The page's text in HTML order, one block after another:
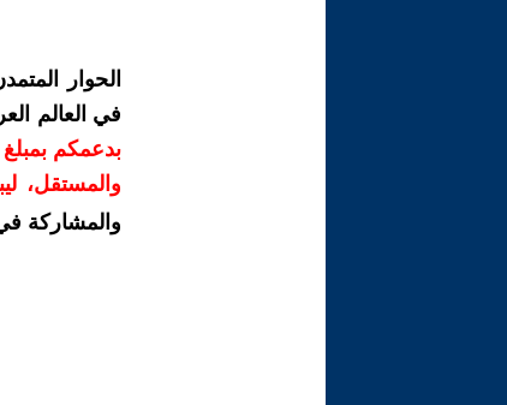
الحوار
في العالم
والمستقل،
والمشاركة